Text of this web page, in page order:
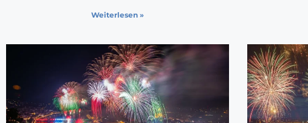
Weiterlesen »